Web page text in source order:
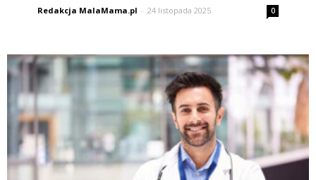
Redakcja MalaMama.pl - 24 listopada 2025 0